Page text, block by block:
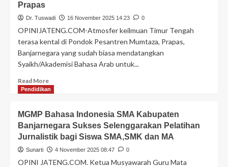
Prapas
Dr. Tuswadi 16 November 2025 14:23 0
OPINIJATENG.COM-Atmosfer keilmuan Timur Tengah
terasa kental di Pondok Pesantren Mumtaza, Prapas,
Banjarnegara yang sudah biasa mendatangkan
Syaikh/Akademisi Bahasa Arab untuk...
Read More
Pendidikan
MGMP Bahasa Indonesia SMA Kabupaten
Banjarnegara Sukses Selenggarakan Pelatihan
Jurnalistik bagi Siswa SMA,SMK dan MA
Sunarti 4 November 2025 08:47 0
OPINI JATENG.COM. Ketua Musyawarah Guru Mata